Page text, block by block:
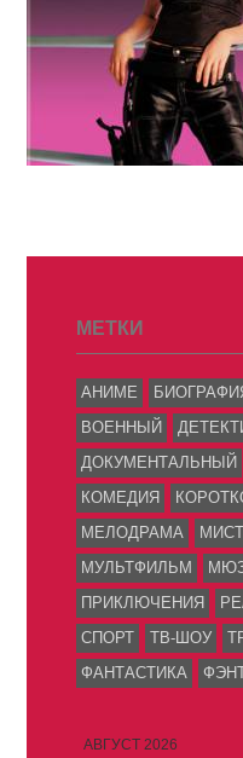
МЕТКИ
АНИМЕ
ВОЕННЫЙ
ДОКУМЕНТАЛЬНЫЙ
КОМЕДИЯ
МЕЛОДРАМА
МУЛЬТФИЛЬМ
ПРИКЛЮЧЕНИЯ
СПОРТ
ТВ-ШОУ
ФАНТАСТИКА
АВГУСТ 2026